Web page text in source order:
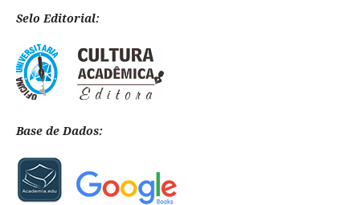
Selo Editorial:
Base de Dados: